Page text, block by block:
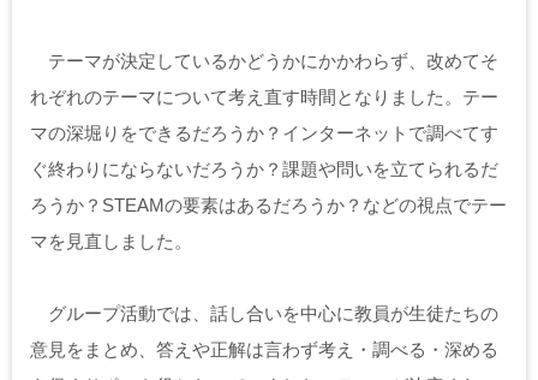
テーマが決定しているかどうかにかかわらず、改めてそ
れぞれのテーマについて考え直す時間となりました。テー
マの深堀りをできるだろうか？インターネットで調べてす
ぐ終わりにならないだろうか？課題や問いを立てられるだ
ろうか？STEAMの要素はあるだろうか？などの視点でテー
マを見直しました。
グループ活動では、話し合いを中心に教員が生徒たちの
意見をまとめ、答えや正解は言わず考え・調べる・深める